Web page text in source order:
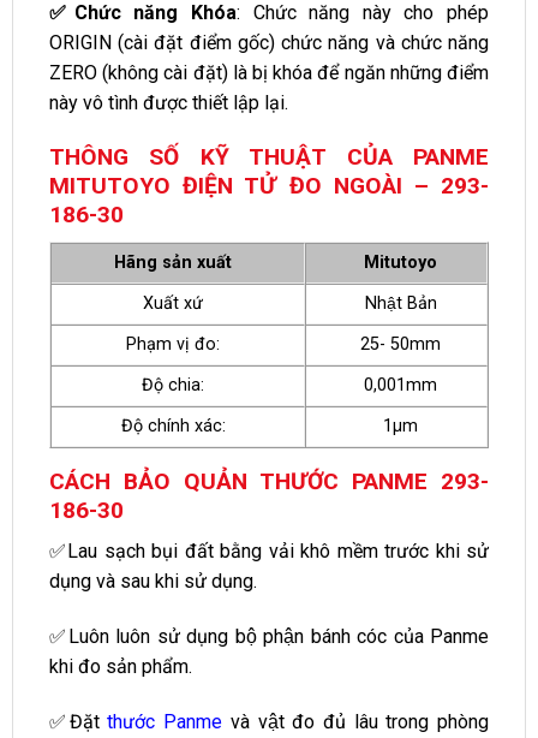
✅Chức năng Khóa: Chức năng này cho phép
ORIGIN (cài đặt điểm gốc) chức năng và chức năng
ZERO (không cài đặt) là bị khóa để ngăn những điểm
này vô tình được thiết lập lại.
THÔNG SỐ KỸ THUẬT CỦA PANME
MITUTOYO ĐIỆN TỬ ĐO NGOÀI – 293-
186-30
Hãng sản xuất
Mitutoyo
Xuất xứ
Nhật Bản
Phạm vị đo:
25- 50mm
Độ chia:
0,001mm
Độ chính xác:
1µm
CÁCH BẢO QUẢN THƯỚC PANME 293-
186-30
✅Lau sạch bụi đất bằng vải khô mềm trước khi sử
dụng và sau khi sử dụng.
✅Luôn luôn sử dụng bộ phận bánh cóc của Panme
khi đo sản phẩm.
✅Đặtthước Panme và vật đo đủ lâu trong phòng